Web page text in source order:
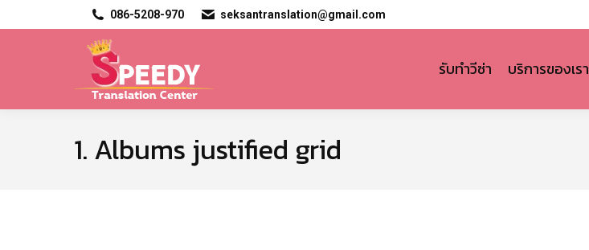
086-5208-970 seksantranslation@gmail.com
รับทำวีซ่า บริการของเรา
1. Albums justified grid